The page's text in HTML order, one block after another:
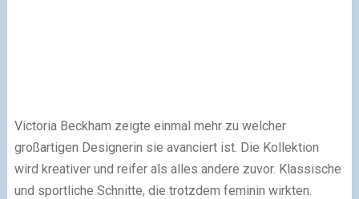
Victoria Beckham zeigte einmal mehr zu welcher
großartigen Designerin sie avanciert ist. Die Kollektion
wird kreativer und reifer als alles andere zuvor. Klassische
und sportliche Schnitte, die trotzdem feminin wirkten.